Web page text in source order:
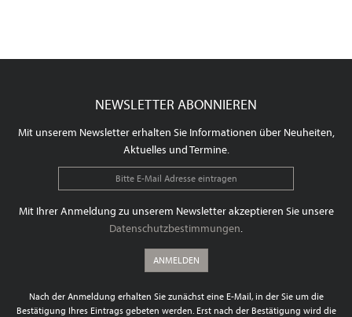
NEWSLETTER ABONNIEREN
Mit unserem Newsletter erhalten Sie Informationen über Neuheiten,
Aktuelles und Termine.
Mit Ihrer Anmeldung zu unserem Newsletter akzeptieren Sie unsere
Datenschutzbestimmungen.
ANMELDEN
Nach der Anmeldung erhalten Sie zunächst eine E-Mail, in der Sie um die
Bestätigung Ihres Eintrags gebeten werden. Erst nach der Bestätigung wird die